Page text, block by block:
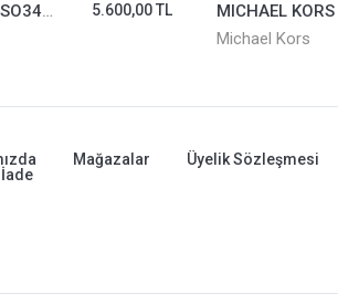
SWATCH KOL SAATİ SO34J700
5.600,00 TL
Michael Kors
Mağazalar
Üyelik Sözleşmesi